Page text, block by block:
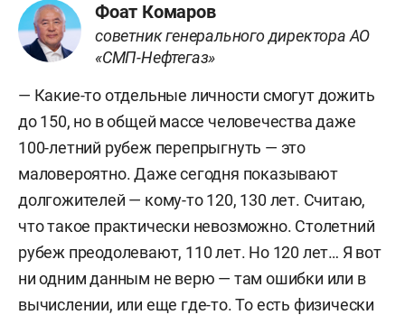
Фоат Комаров
советник генерального директора АО
«СМП-Нефтегаз»
— Какие-то отдельные личности смогут дожить
до 150, но в общей массе человечества даже
100-летний рубеж перепрыгнуть — это
маловероятно. Даже сегодня показывают
долгожителей — кому-то 120, 130 лет. Считаю,
что такое практически невозможно. Столетний
рубеж преодолевают, 110 лет. Но 120 лет… Я вот
ни одним данным не верю — там ошибки или в
вычислении, или еще где-то. То есть физически